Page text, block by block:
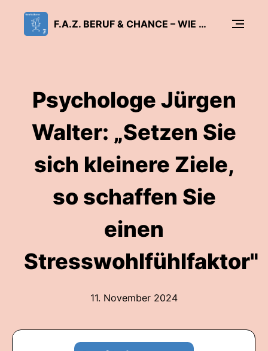
F.A.Z. BERUF & CHANCE – WIE ARBEIT GLÜCKLICH MACHT
Psychologe Jürgen
Walter: „Setzen Sie
sich kleinere Ziele,
so schaffen Sie
einen
Stresswohlfühlfaktor"
11. November 2024